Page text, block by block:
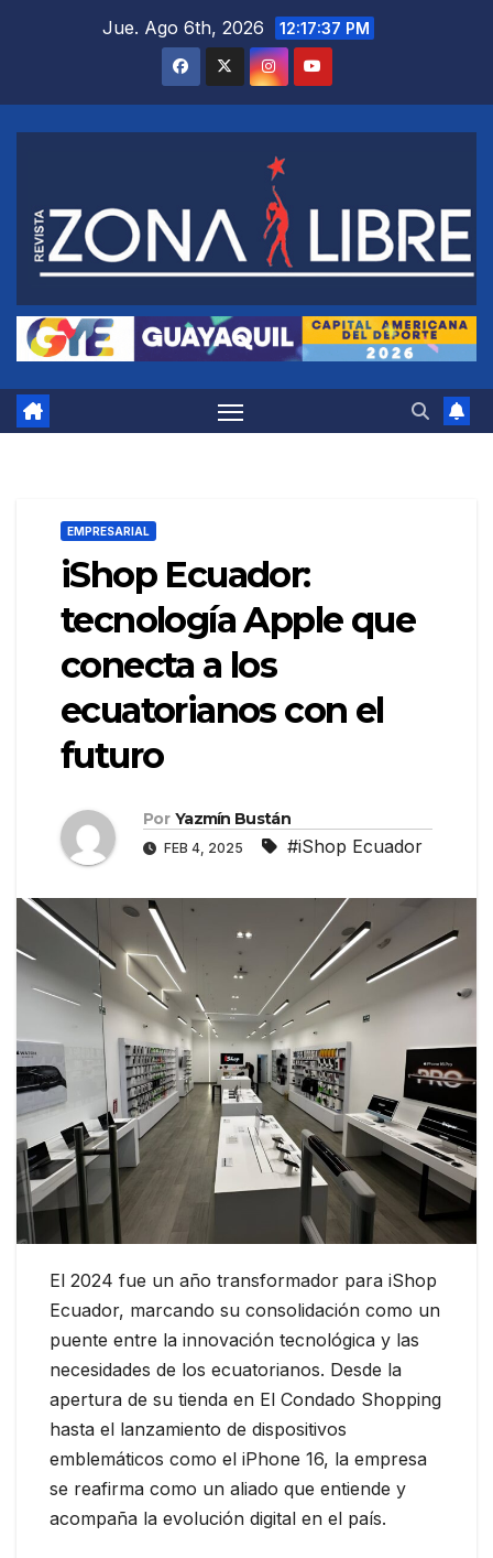
Jue. Ago 6th, 2026 12:17:38 PM
EMPRESARIAL
iShop Ecuador:
tecnología Apple que
conecta a los
ecuatorianos con el
futuro
Por Yazmín Bustán
FEB 4, 2025 #iShop Ecuador
El 2024 fue un año transformador para iShop
Ecuador, marcando su consolidación como un
puente entre la innovación tecnológica y las
necesidades de los ecuatorianos. Desde la
apertura de su tienda en El Condado Shopping
hasta el lanzamiento de dispositivos
emblemáticos como el iPhone 16, la empresa
se reafirma como un aliado que entiende y
acompaña la evolución digital en el país.